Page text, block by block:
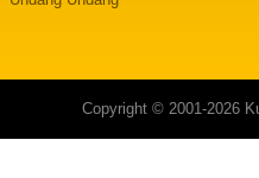
Copyright © 2001-2026